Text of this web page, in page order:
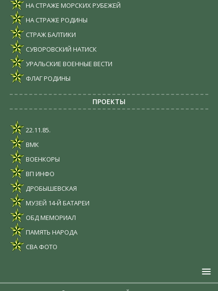
НА СТРАЖЕ МОРСКИХ РУБЕЖЕЙ
НА СТРАЖЕ РОДИНЫ
СТРАЖ БАЛТИКИ
СУВОРОВСКИЙ НАТИСК
УРАЛЬСКИЕ ВОЕННЫЕ ВЕСТИ
ФЛАГ РОДИНЫ
ПРОЕКТЫ
22.11.85.
ВМК
ВОЕНКОРЫ
ВП ИНФО
ДРОБЫШЕВСКАЯ
МУЗЕЙ 14-Й БАТАРЕИ
ОБД МЕМОРИАЛ
ПАМЯТЬ НАРОДА
СВА ФОТО